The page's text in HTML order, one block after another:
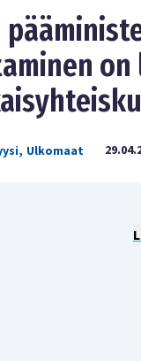
, Ulkomaat